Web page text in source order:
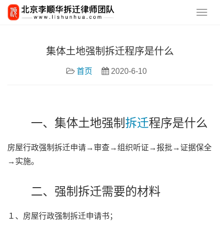
集体土地强制拆迁程序是什么
首页 2020-6-10
一、集体土地强制 拆迁程序是什么
房屋行政强制拆迁申请→审查→组织听证→报批→证据保全
→实施。
二、强制拆迁需要的材料
１、房屋行政强制拆迁申请书；